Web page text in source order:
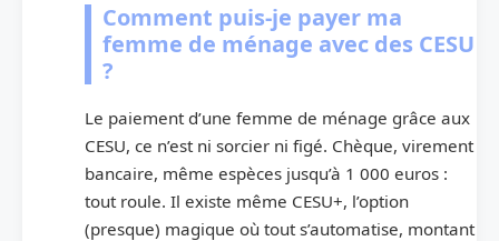
Comment puis-je payer ma
femme de ménage avec des CESU
?
Le paiement d’une femme de ménage grâce aux
CESU, ce n’est ni sorcier ni figé. Chèque, virement
bancaire, même espèces jusqu’à 1 000 euros :
tout roule. Il existe même CESU+, l’option
(presque) magique où tout s’automatise, montant